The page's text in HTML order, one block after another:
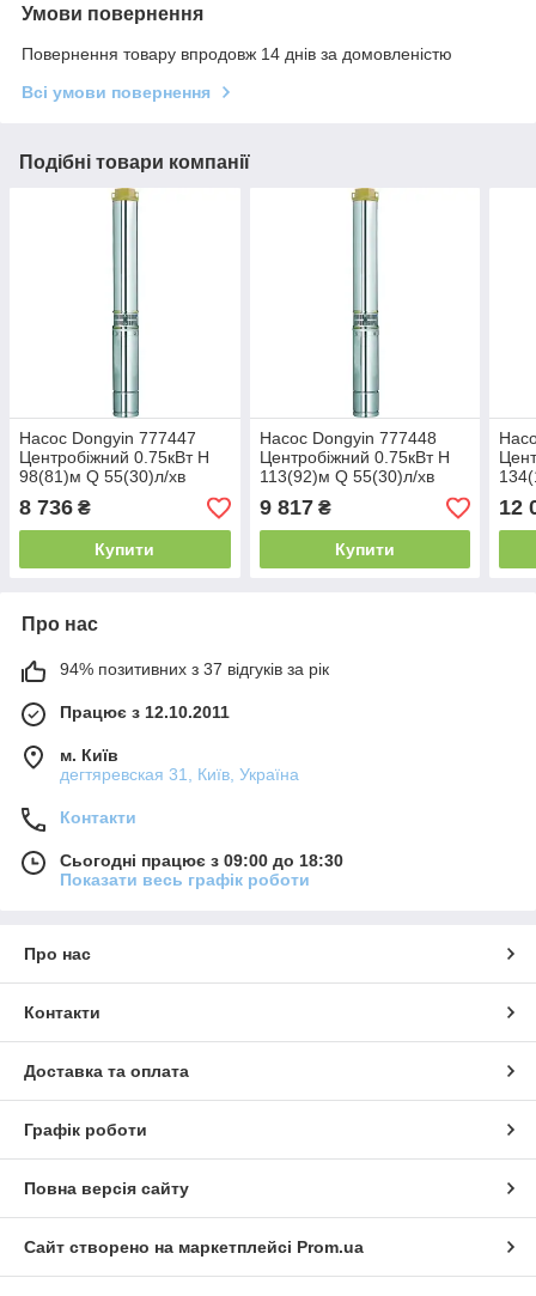
Умови повернення
Повернення товару впродовж 14 днів за домовленістю
Всі умови повернення
Подібні товари компанії
Насос Dongyin 777447
Центробіжний 0.75кВт H
98(81)м Q 55(30)л/хв
Ø102мм 50м кабелю
(4SEm2/14)
8 736 ₴
Купити
Насос Dongyin 777448
Центробіжний 0.75кВт H
113(92)м Q 55(30)л/хв
Ø102мм 60м кабелю
(4SEm2/16)
9 817₴
Купити
12
Про нас
94% позитивних з 37 відгуків за рік
Працює з 12.10.2011
м. Київ
дегтяревская 31, Київ, Україна
Контакти
Сьогодні працює з 09:00 до 18:30
Показати весь графік роботи
Про нас
Контакти
Доставка та оплата
Графік роботи
Повна версія сайту
Сайт створено на маркетплейсі Prom.ua